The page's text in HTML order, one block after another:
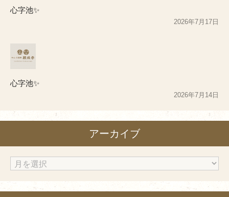
心字池✨
2026年7月17日
心字池✨
2026年7月14日
アーカイブ
ア
カ